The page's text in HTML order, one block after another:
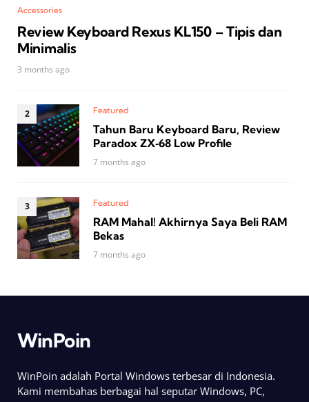
Accessories
Review Keyboard Rexus KL150 – Tipis dan
Minimalis
3 months ago
Featured
Tahun Baru Keyboard Baru, Review
Paradox ZX‑68 Low Profile
7 months ago
Featured
RAM Mahal! Akhirnya Saya Beli RAM
Bekas
7 months ago
WinPoin
WinPoin adalah Portal Windows terbesar di Indonesia.
Kami membahas berbagai hal seputar Windows, PC,